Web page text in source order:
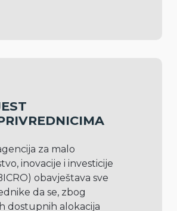
za malo
inovacije i investicije
obavještava sve
da se, zbog
dostupnih alokacija